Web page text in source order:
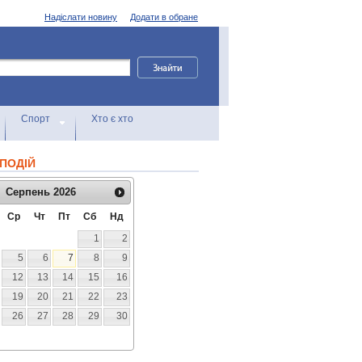
Додати в обране
Надіслати новину
Спорт Хто є хто
Серпень 2026
Ср Чт Пт Сб
Нд
1
2
5 6 7 8
9
12 13 14 15
16
19 20 21 22
23
26 27 28 29
30